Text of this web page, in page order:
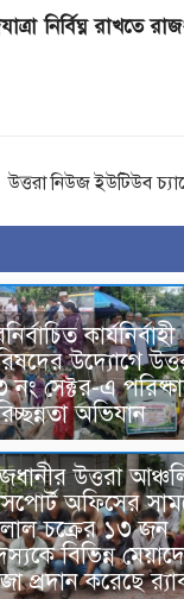
নির্বিঘ্ন রাখতে
উত্তরা নিউজ ইউটিউব
কার্যনির্বাহী
উদ্যোগে
নং সেক্টর-এ
অভিযান
উত্তরা
অফিসের
চক্রের ১৩ জন
বিভিন্ন মেয়াদে
প্রদান করেছে